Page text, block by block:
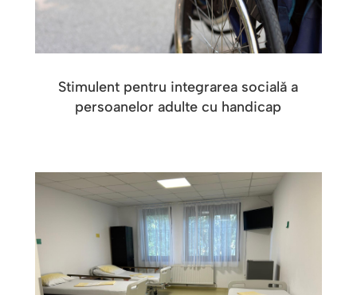
Stimulent pentru integrarea socială a
persoanelor adulte cu handicap